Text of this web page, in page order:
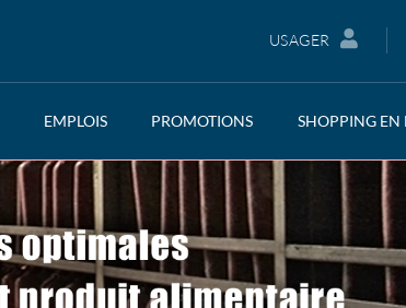
USAGER
EMPLOIS PROMOTIONS SHOPPING EN